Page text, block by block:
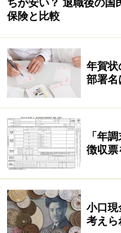
最悪視力が元に戻ら
っても、被保険者
金を貰いながら、1
る。
これが大前さんだっ
ちが安い？ 退職後の国
保険と比較
年賀状
部署名
「年
徴収票
小口現
考えら